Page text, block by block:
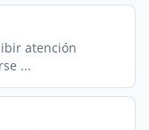
atención
...